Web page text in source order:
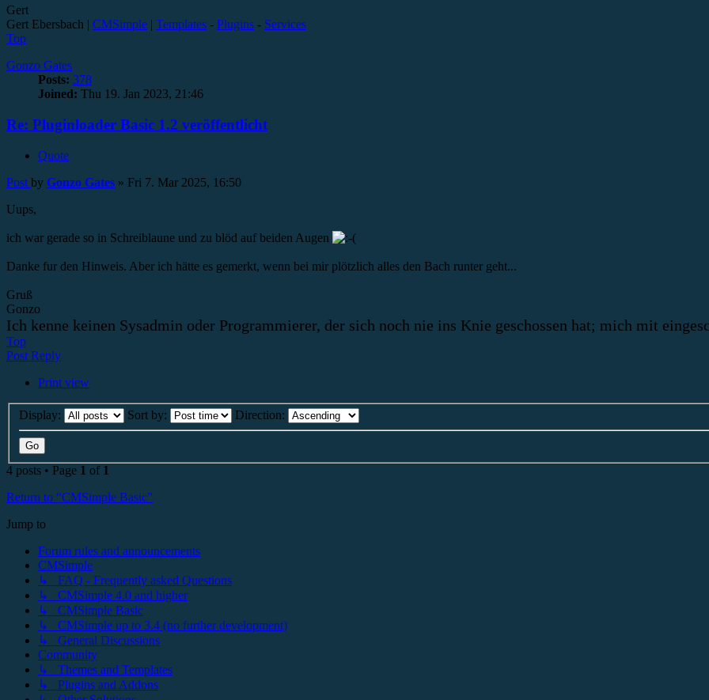
Gert
Gert Ebersbach | CMSimple | Templates - Plugins - Services
Top
Gonzo Gates
Posts: 378
Joined: Thu 19. Jan 2023, 21:46
Re: Pluginloader Basic 1.2 veröffentlicht
Quote
Post by Gonzo Gates » Fri 7. Mar 2025, 16:50
Uups,
ich war gerade so in Schreiblaune und zu blöd auf beiden Augen
Danke fur den Hinweis. Aber ich hätte es gemerkt, wenn bei mir plötzlich alles den Bach runter geht...
Gruß
Gonzo
Ich kenne keinen Sysadmin oder Programmierer, der sich noch nie ins Knie geschossen hat; mich mit
Top
Post Reply
Print view
Display: Sort by: Direction:
4 posts • Page 1 of 1
Return to “CMSimple Basic”
Jump to
Forum rules and announcements
CMSimple
↳ FAQ - Frequently asked Questions
↳ CMSimple 4.0 and higher
↳ CMSimple Basic
↳ CMSimple up to 3.4 (no further development)
↳ General Discussions
Community
↳ Themes and Templates
↳ Plugins and Addons